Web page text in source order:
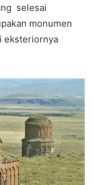
selesai
monumen
eksteriornya